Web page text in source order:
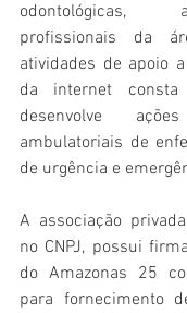
odontológicas,
profissionais da
atividades de apoio
da internet
desenvolve
ambulatoriais de
de urgência e
A associação
no CNPJ, possui
do Amazonas 25
para fornecimento